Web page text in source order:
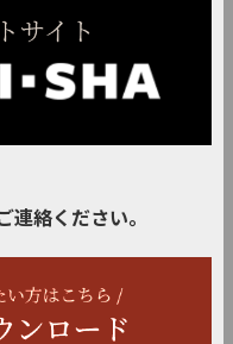
連絡ください。